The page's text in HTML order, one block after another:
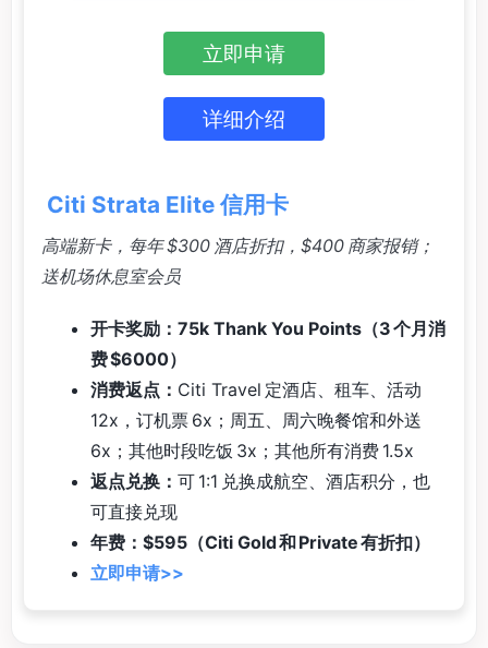
立即申请
详细介绍
Citi Strata Elite 信用卡
高端新卡，每年 $300 酒店折扣，$400 商家报销；
送机场休息室会员
开卡奖励：75k Thank You Points（3 个月消
费 $6000）
消费返点： Citi Travel 定酒店、租车、活动
12x，订机票 6x；周五、周六晚餐馆和外送
6x；其他时段吃饭 3x；其他所有消费 1.5x
返点兑换： 可 1:1 兑换成航空、酒店积分，也
可直接兑现
年费：$595（Citi Gold 和 Private 有折扣）
立即申请>>